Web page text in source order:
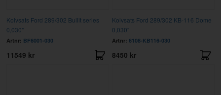
Kolvsats Ford 289/302 Bullit series
0,030"
Artnr: BF6001-030
11549 kr
Kolvsats Ford 289/302 KB-116 Dome
0,030"
Artnr: 6108-KB116-030
8450 kr